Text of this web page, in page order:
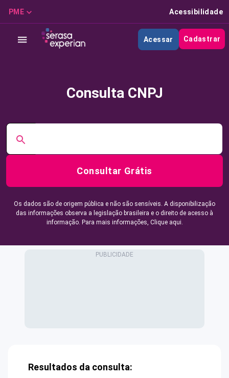
PME Acessibilidade
Acessar Cadastrar
Consulta CNPJ
Consultar Grátis
Os dados são de origem pública e não são sensíveis. A disponibilização
das informações observa a legislação brasileira e o direito de acesso à
informação. Para mais informações, Clique aqui.
Resultados da consulta: